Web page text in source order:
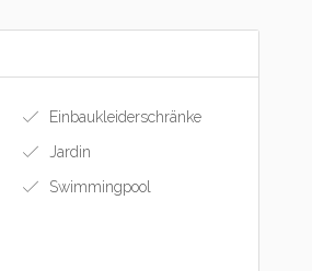
Einbaukleiderschränke
Jardin
Swimmingpool